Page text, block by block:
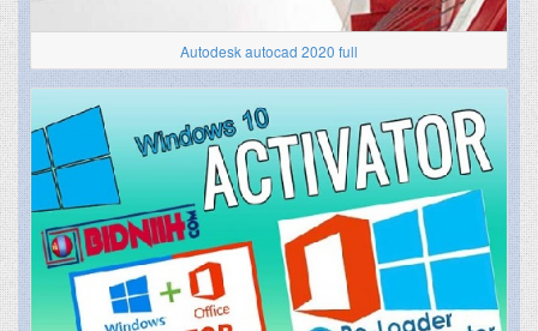
Autodesk autocad 2020 full